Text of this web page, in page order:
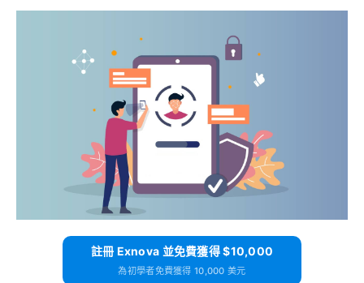
註冊 Exnova 並免費獲得 $10,000
為初學者免費獲得 10,000 美元